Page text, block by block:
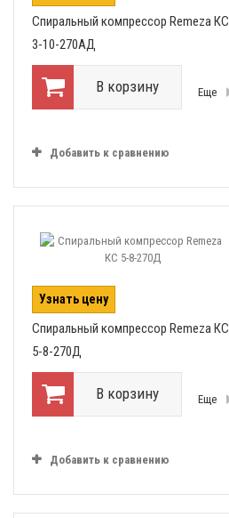
Спиральный компрессор Remeza КС
3-10-270АД
В корзину Еще
Добавить к сравнению
Узнать цену
Спиральный компрессор Remeza КС
5-8-270Д
В корзину Еще
Добавить к сравнению